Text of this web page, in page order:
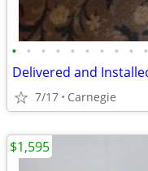
• • • • • • • • • •
Delivered and
7/17 Carnegie
$1,595